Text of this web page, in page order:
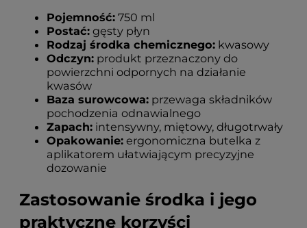
Pojemność: 750 ml
Postać: gęsty płyn
Rodzaj środka chemicznego: kwasowy
Odczyn: produkt przeznaczony do
powierzchni odpornych na działanie
kwasów
Baza surowcowa: przewaga składników
pochodzenia odnawialnego
Zapach: intensywny, miętowy, długotrwały
Opakowanie: ergonomiczna butelka z
aplikatorem ułatwiającym precyzyjne
dozowanie
Zastosowanie środka i jego
praktyczne korzyści